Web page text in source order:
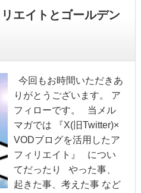
エイトとゴールデン
今回もお時間いただきあ
りがとうございます。 ア
フィローです。 当メル
マガでは 『X(旧Twitter)×
VODブログを活用したア
フィリエイト』 につい
てだったり やった事、
起きた事、考えた事 など